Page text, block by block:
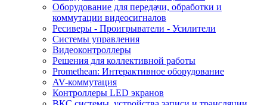
Оборудование для передачи, обработки и
коммутации видеосигналов
Ресиверы - Проигрыватели - Усилители
Системы управления
Видеоконтроллеры
Решения для коллективной работы
Promethean: Интерактивное оборудование
AV-коммутация
Контроллеры LED экранов